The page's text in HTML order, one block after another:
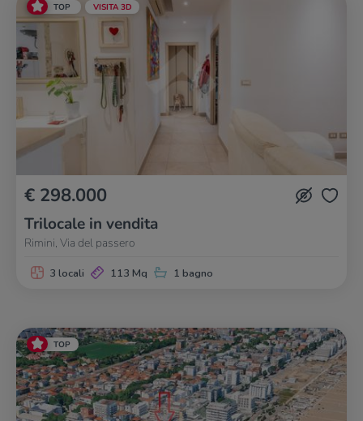
TOP VISITA 3D
€ 298.000
Trilocale in vendita
Rimini, Via del passero
3 locali 113 Mq 1 bagno
TOP